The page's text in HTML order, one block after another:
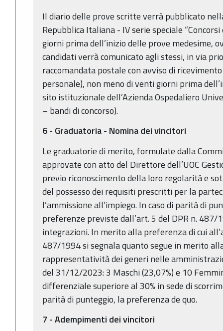
Il diario delle prove scritte verrà pubblicato
Repubblica Italiana - IV serie speciale
giorni prima dell’inizio delle prove medesime,
candidati verrà comunicato agli stessi, in via
raccomandata postale con avviso di
personale), non meno di venti giorni prima
sito istituzionale dell’Azienda Ospedaliero
– bandi di concorso).
6 - Graduatoria - Nomina dei vincitori
Le graduatorie di merito, formulate dalla
approvate con atto del Direttore dell’UOC
previo riconoscimento della loro regolarità e
del possesso dei requisiti prescritti per la
l’ammissione all’impiego. In caso di parità di
preferenze previste dall’art. 5 del DPR n. 487/
integrazioni. In merito alla preferenza di cui
487/1994 si segnala quanto segue in merito
rappresentatività dei generi nelle
del 31/12/2023: 3 Maschi (23,07%) e 10
differenziale superiore al 30% in sede di
parità di punteggio, la preferenza de quo.
7 - Adempimenti dei vincitori